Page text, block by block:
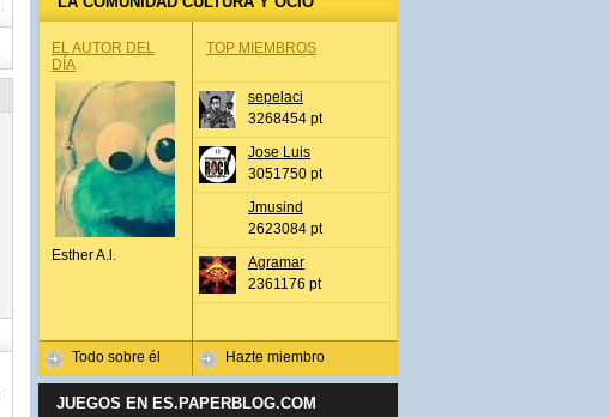
EL AUTOR DEL
DÍA
Esther A.l.
Todo sobre él
TOP MIEMBROS
sepelaci
3268454 pt
Jose Luis
3051750 pt
Jmusind
2623084 pt
Agramar
2361176 pt
Hazte miembro
JUEGOS EN ES.PAPERBLOG.COM